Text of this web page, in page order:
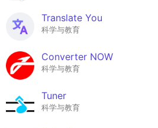
Translate You
科学与教育
Converter NOW
科学与教育
Tuner
科学与教育